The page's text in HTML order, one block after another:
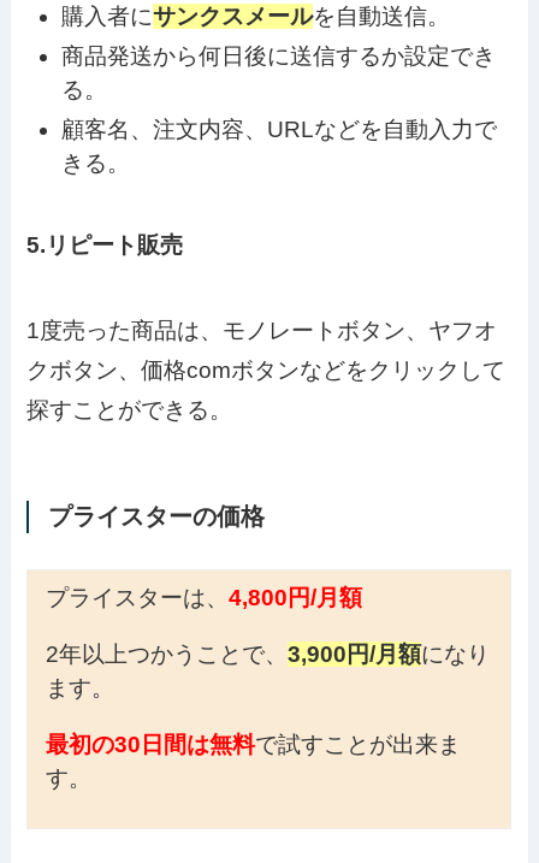
購入者にサンクスメールを自動送信。
商品発送から何日後に送信するか設定でき
る。
顧客名、注文内容、URLなどを自動入力で
きる。
5.リピート販売
1度売った商品は、モノレートボタン、ヤフオ
クボタン、価格comボタンなどをクリックして
探すことができる。
プライスターの価格
プライスターは、 4,800円/月額
2年以上つかうことで、 3,900円/月額になり
ます。
最初の30日間は無料で試すことが出来ま
す。